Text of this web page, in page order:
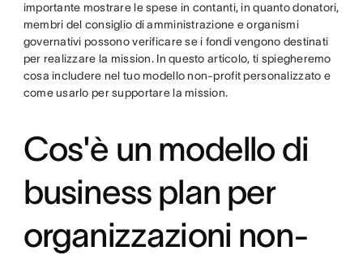
importante mostrare le spese in contanti, in quanto donatori,
membri del consiglio di amministrazione e organismi
governativi possono verificare se i fondi vengono destinati
per realizzare la mission. In questo articolo, ti spiegheremo
cosa includere nel tuo modello non-profit personalizzato e
come usarlo per supportare la mission.
Cos'è un modello di
business plan per
organizzazioni non-